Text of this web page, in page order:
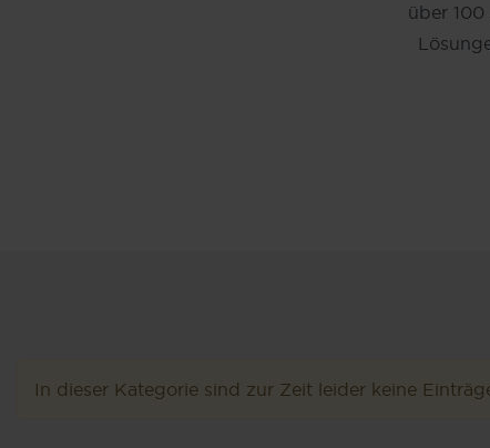
über
In dieser Kategorie sind zur Zeit leider keine